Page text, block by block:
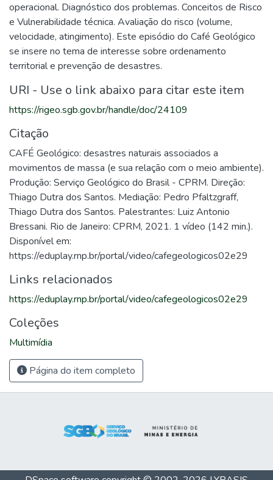
operacional. Diagnóstico dos problemas. Conceitos de Risco
e Vulnerabilidade técnica. Avaliação do risco (volume,
velocidade, atingimento). Este episódio do Café Geológico
se insere no tema de interesse sobre ordenamento
territorial e prevenção de desastres.
URI - Use o link abaixo para citar este item
https://rigeo.sgb.gov.br/handle/doc/24109
Citação
CAFÉ Geológico: desastres naturais associados a
movimentos de massa (e sua relação com o meio ambiente).
Produção: Serviço Geológico do Brasil - CPRM. Direção:
Thiago Dutra dos Santos. Mediação: Pedro Pfaltzgraff,
Thiago Dutra dos Santos. Palestrantes: Luiz Antonio
Bressani. Rio de Janeiro: CPRM, 2021. 1 vídeo (142 min.).
Disponível em:
https://eduplay.rnp.br/portal/video/cafegeologicos02e29
Links relacionados
https://eduplay.rnp.br/portal/video/cafegeologicos02e29
Coleções
Multimídia
Página do item completo